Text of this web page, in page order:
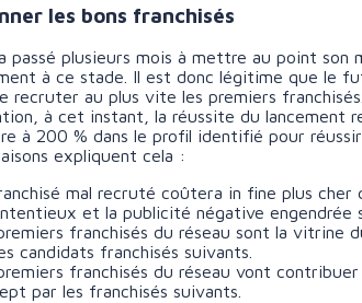
les bons franchisés
passé plusieurs mois à mettre au point
à ce stade. Il est donc légitime que le
recruter au plus vite les premiers franchisés.
à cet instant, la réussite du lancement
à 200 % dans le profil identifié pour réussir
expliquent cela :
mal recruté coûtera in fine plus
et la publicité négative engendrée
franchisés du réseau sont la vitrine
candidats franchisés suivants.
franchisés du réseau vont
par les franchisés suivants.